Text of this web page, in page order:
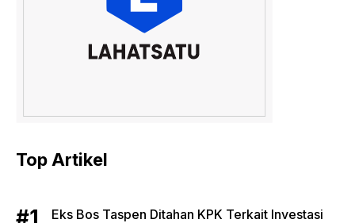
Top Artikel
Eks Bos Taspen Ditahan KPK Terkait Investasi